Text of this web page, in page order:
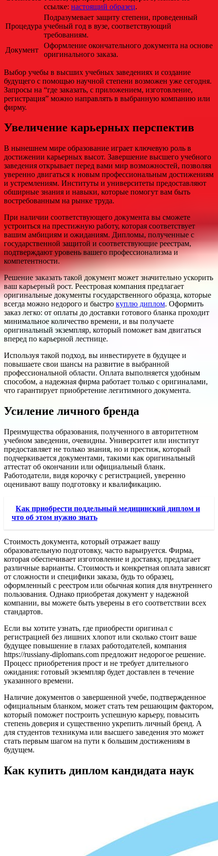
ссылке: настоящий образец.
Процедура
Подразумевает защиту степени, проведенный
учебный год в вузе, соответствующий
требованиям.
Документ
Оформление окончательного документа на основе
оригинального заказа.
Выбор учебы в высших учебных заведениях и создание
будущего с помощью научной степени возможен уже сегодня.
Запросы на “где заказать, с приложением, изготовление,
регистрация” можно направлять в выбранную компанию или
фирму.
Увеличение карьерных перспектив
В нынешнем мире образование играет ключевую роль в
достижении карьерных высот. Завершение высшего учебного
заведения открывает перед вами мир возможностей, позволяя
уверенно двигаться к новым профессиональным достижениям
и устремлениям. Институты и университеты предоставляют
обширные знания и навыки, которые помогут вам быть
востребованным на рынке труда.
При наличии соответствующего документа вы сможете
устроиться на престижную работу, которая соответствует
вашим амбициям и ожиданиям. Дипломы, полученные с
государственной защитой и соответствующие реестрам,
подтверждают уровень вашего профессионализма и
компетентности.
Решение заказать такой документ может значительно ускорить
ваш карьерный рост. Реестровая компания предлагает
оригинальные документы государственного образца, которые
всегда можно недорого и быстро куплю диплом. Оформить
заказ легко: от оплаты до доставки готового бланка проходит
минимальное количество времени, и вы получаете
оригинальный экземпляр, который поможет вам двигаться
вперед по карьерной лестнице.
Используя такой подход, вы инвестируете в будущее и
повышаете свои шансы на развитие в выбранной
профессиональной области. Оплата выполняется удобным
способом, а надежная фирма работает только с оригиналами,
что гарантирует приобретение легитимного документа.
Усиление личного бренда
Преимущества образования, полученного в авторитетном
учебном заведении, очевидны. Университет или институт
предоставляет не только знания, но и престиж, который
подчеркивается документами, такими как оригинальный
аттестат об окончании или официальный бланк.
Работодатели, видя корочку с регистрацией, уверенно
оценивают вашу подготовку и квалификацию.
Как приобрести поддельный медицинский диплом и
что об этом нужно знать
Стоимость документа, который отражает вашу
образовательную подготовку, часто варьируется. Фирма,
которая обеспечивает изготовление и доставку, предлагает
различные варианты. Стоимость и конкретная оплата зависят
от сложности и специфики заказа, будь то образец,
оформленный с реестром или обычная копия для внутреннего
пользования. Однако приобретая документ у надежной
компании, вы можете быть уверены в его соответствии всех
стандартов.
Если вы хотите узнать, где приобрести оригинал с
регистрацией без лишних хлопот или сколько стоит ваше
будущее повышение в глазах работодателей, компания
https://russiany-diplomans.com предложит недорогое решение.
Процесс приобретения прост и не требует длительного
ожидания: готовый экземпляр будет доставлен в течение
указанного времени.
Наличие документов о завершенной учебе, подтвержденное
официальным бланком, может стать тем решающим фактором,
который поможет построить успешную карьеру, повысить
степень доверия и существенно укрепить личный бренд. А
для студентов техникума или высшего заведения это может
стать первым шагом на пути к большим достижениям в
будущем.
Как купить диплом кандидата наук